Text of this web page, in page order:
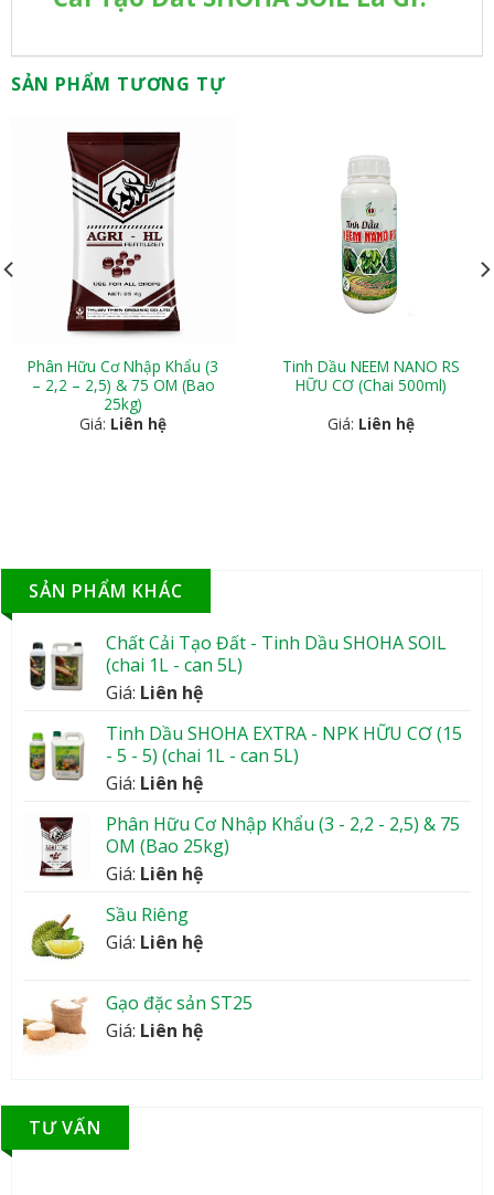
SẢN PHẨM TƯƠNG TỰ
Phân Hữu Cơ Nhập Khẩu (3
– 2,2 – 2,5) & 75 OM (Bao
25kg)
Giá: Liên hệ
Tinh Dầu NEEM NANO RS
HỮU CƠ (Chai 500ml)
Giá: Liên hệ
SẢN PHẨM KHÁC
Chất Cải Tạo Đất - Tinh Dầu SHOHA SOIL
(chai 1L - can 5L)
Giá: Liên hệ
Tinh Dầu SHOHA EXTRA - NPK HỮU CƠ (15
- 5 - 5) (chai 1L - can 5L)
Giá: Liên hệ
Phân Hữu Cơ Nhập Khẩu (3 - 2,2 - 2,5) & 75
OM (Bao 25kg)
Giá: Liên hệ
Sầu Riêng
Giá: Liên hệ
Gạo đặc sản ST25
Giá: Liên hệ
TƯ VẤN